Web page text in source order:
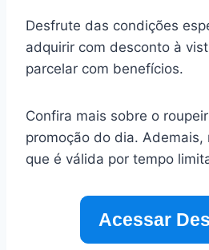
Desfrute das condições
adquirir com desconto à
parcelar com benefícios.
Confira mais sobre o
promoção do dia. Ademais,
que é válida por tempo
Acessar